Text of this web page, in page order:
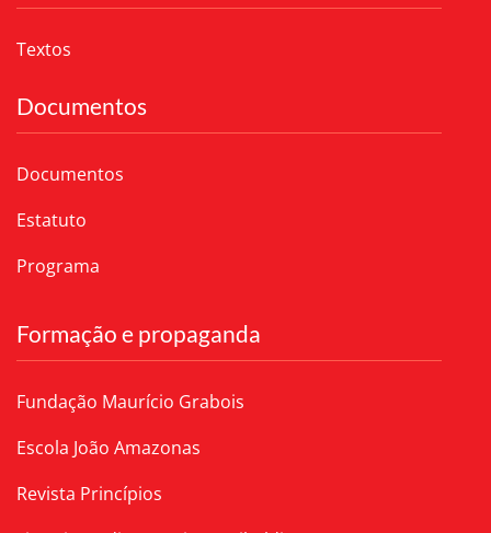
Textos
Documentos
Documentos
Estatuto
Programa
Formação e propaganda
Fundação Maurício Grabois
Escola João Amazonas
Revista Princípios